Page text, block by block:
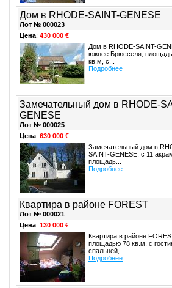
Дом в RHODE-SAINT-GENESE
Лот № 000023
Цена: 430 000 €
Дом в RHODE-SAINT-
южнее Брюсселя,
кв.м, с...
Подробнее
Замечательный дом в RHODE-
GENESE
Лот № 000025
Цена: 630 000 €
Замечательный дом в
SAINT-GENESE, с 11
площадь...
Подробнее
Квартира в районе FOREST
Лот № 000021
Цена: 130 000 €
Квартира в районе
площадью 78 кв.м, с
спальней,...
Подробнее